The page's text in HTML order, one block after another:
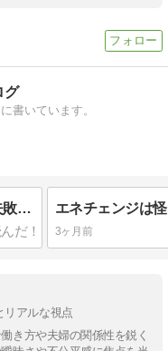
グ
書いています。
飲食店のネズミ駆除業者の選び方 失敗しない5つのポイント
3ヶ月前
リアルな視点
き方や夫婦の関係性を鋭く